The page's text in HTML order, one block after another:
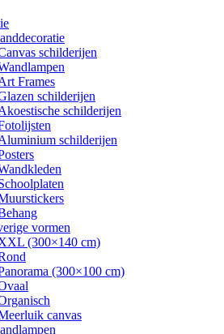
schilderijen
Frames
schilderijen
schilderijen
schilderijen
vormen
(300×140 cm)
(300×100 cm)
canvas